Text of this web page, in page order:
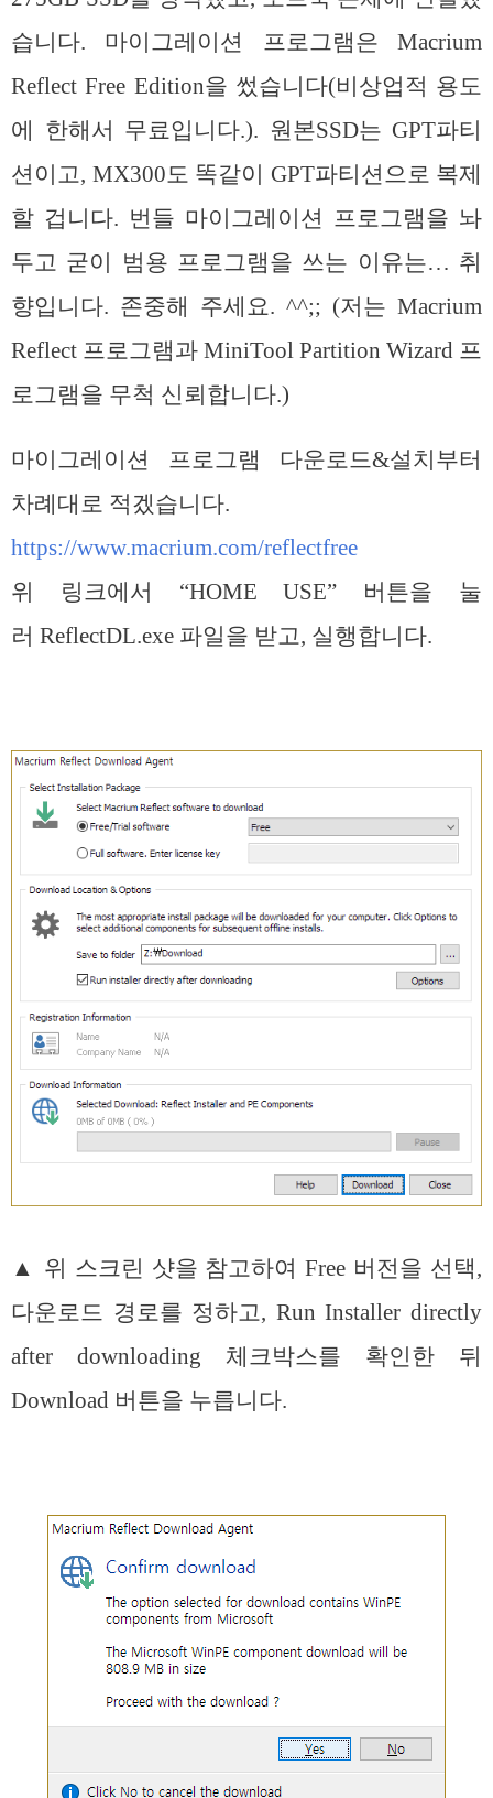
습니다. 마이그레이션 프로그램은 Macrium
Reflect Free Edition을 썼습니다(비상업적 용도
에 한해서 무료입니다.). 원본SSD는 GPT파티
션이고, MX300도 똑같이 GPT파티션으로 복제
할 겁니다. 번들 마이그레이션 프로그램을 놔
두고 굳이 범용 프로그램을 쓰는 이유는… 취
향입니다. 존중해 주세요. ^^;; (저는 Macrium
Reflect 프로그램과 MiniTool Partition Wizard 프
로그램을 무척 신뢰합니다.)
마이그레이션 프로그램 다운로드&설치부터
차례대로 적겠습니다.
https://www.macrium.com/reflectfree
위 링크에서 “HOME USE” 버튼을 눌
러 ReflectDL.exe 파일을 받고, 실행합니다.
▲ 위 스크린 샷을 참고하여 Free 버전을 선택,
다운로드 경로를 정하고, Run Installer directly
after downloading 체크박스를 확인한 뒤
Download 버튼을 누릅니다.